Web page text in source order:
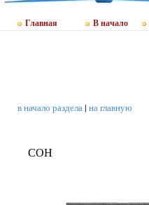
Главная В начало
в начало раздела| на главную
СОН